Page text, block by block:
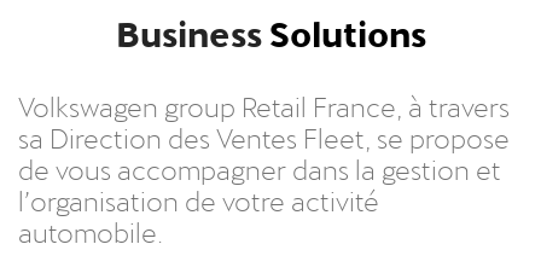
BusinessSolutions
Volkswagen group Retail France, à travers
sa Direction des Ventes Fleet, se propose
de vous accompagner dans la gestion et
l’organisation de votre activité
automobile.